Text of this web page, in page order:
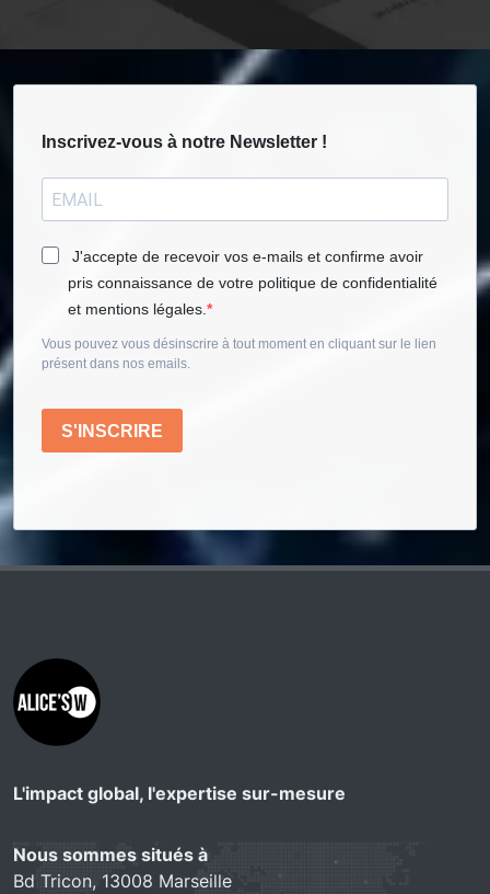
Inscrivez-vous à notre Newsletter !
J'accepte de recevoir vos e-mails et confirme avoir
pris connaissance de votre politique de confidentialité
et mentions légales.
Vous pouvez vous désinscrire à tout moment en cliquant sur le lien
présent dans nos emails.
S'INSCRIRE
L'impact global, l'expertise sur-mesure
Nous sommes situés à
Bd Tricon, 13008 Marseille